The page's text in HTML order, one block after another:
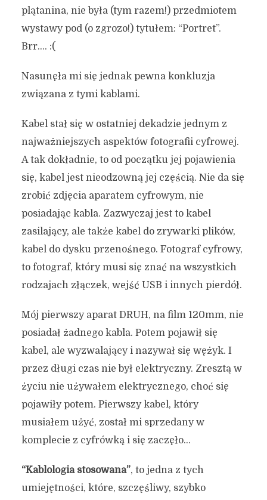
plątanina, nie była (tym razem!) przedmiotem
wystawy pod (o zgrozo!) tytułem: “Portret”.
Brr…. :(
Nasunęła mi się jednak pewna konkluzja
związana z tymi kablami.
Kabel stał się w ostatniej dekadzie jednym z
najważniejszych aspektów fotografii cyfrowej.
A tak dokładnie, to od początku jej pojawienia
się, kabel jest nieodzowną jej częścią. Nie da się
zrobić zdjęcia aparatem cyfrowym, nie
posiadając kabla. Zazwyczaj jest to kabel
zasilający, ale także kabel do zrywarki plików,
kabel do dysku przenośnego. Fotograf cyfrowy,
to fotograf, który musi się znać na wszystkich
rodzajach złączek, wejść USB i innych pierdół.
Mój pierwszy aparat DRUH, na film 120mm, nie
posiadał żadnego kabla. Potem pojawił się
kabel, ale wyzwalający i nazywał się wężyk. I
przez długi czas nie był elektryczny. Zresztą w
życiu nie używałem elektrycznego, choć się
pojawiły potem. Pierwszy kabel, który
musiałem użyć, został mi sprzedany w
komplecie z cyfrówką i się zaczęło…
“Kablologia stosowana”, to jedna z tych
umiejętności, które, szczęśliwy, szybko